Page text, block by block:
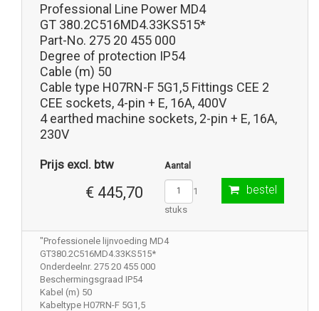
Professional Line Power MD4
GT 380.2C516MD4.33KS515*
Part-No. 275 20 455 000
Degree of protection IP54
Cable (m) 50
Cable type H07RN-F 5G1,5 Fittings CEE 2
CEE sockets, 4-pin + E, 16A, 400V
4 earthed machine sockets, 2-pin + E, 16A,
230V
Prijs excl. btw
€ 445,70
Aantal
1
stuks
bestel
"Professionele lijnvoeding MD4
GT380.2C516MD4.33KS515*
Onderdeelnr. 275 20 455 000
Beschermingsgraad IP54
Kabel (m) 50
Kabeltype H07RN-F 5G1,5